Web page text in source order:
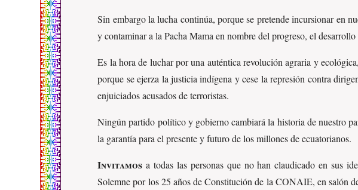
Sin embargo la lucha continúa, porque se pretende incursionar en
y contaminar a la Pacha Mama en nombre del progreso, el
Es la hora de luchar por una auténtica revolución agraria y
porque se ejerza la justicia indígena y cese la represión contra
enjuiciados acusados de terroristas.
Ningún partido político y gobierno cambiará la historia de nuestro
la garantía para el presente y futuro de los millones de ecuatorianos.
Invitamos a todas las personas que no han claudicado en sus
Solemne por los 25 años de Constitución de la CONAIE, en salón